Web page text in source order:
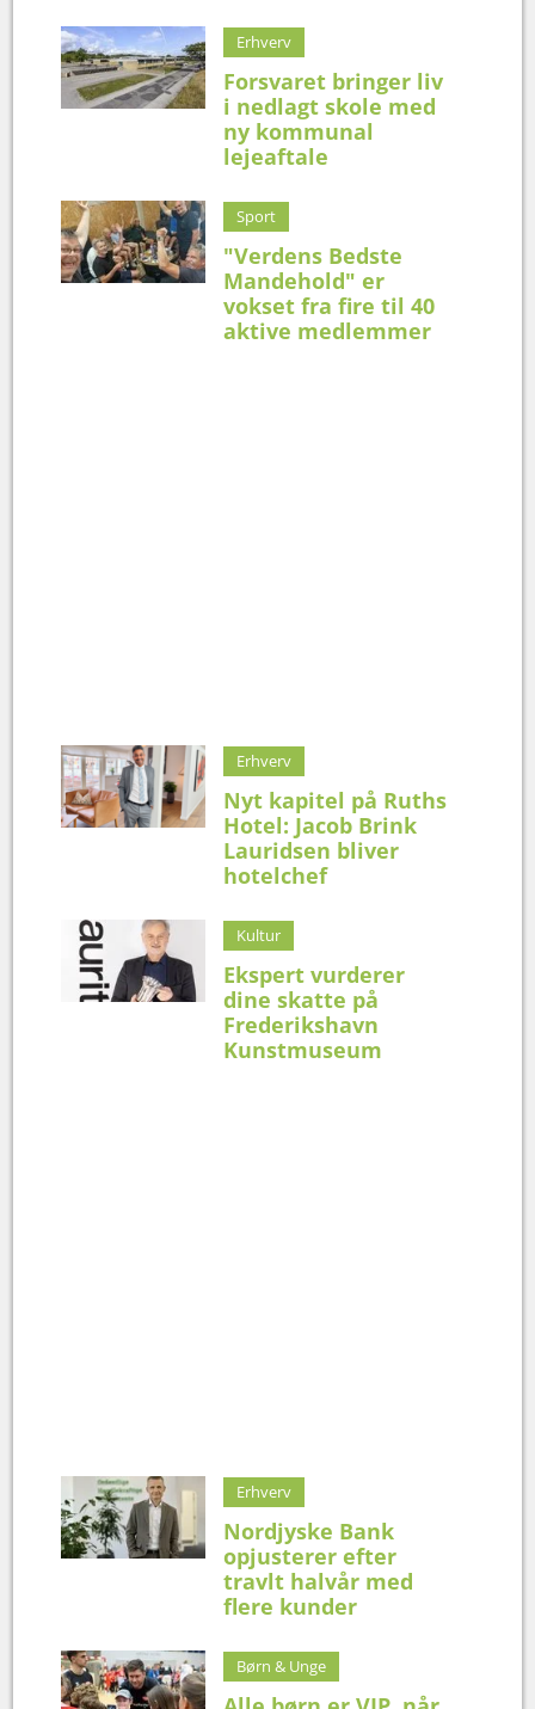
Erhverv
Forsvaret bringer liv
i nedlagt skole med
ny kommunal
lejeaftale
Sport
"Verdens Bedste
Mandehold" er
vokset fra fire til 40
aktive medlemmer
Erhverv
Nyt kapitel på Ruths
Hotel: Jacob Brink
Lauridsen bliver
hotelchef
Kultur
Ekspert vurderer
dine skatte på
Frederikshavn
Kunstmuseum
Erhverv
Nordjyske Bank
opjusterer efter
travlt halvår med
flere kunder
Børn & Unge